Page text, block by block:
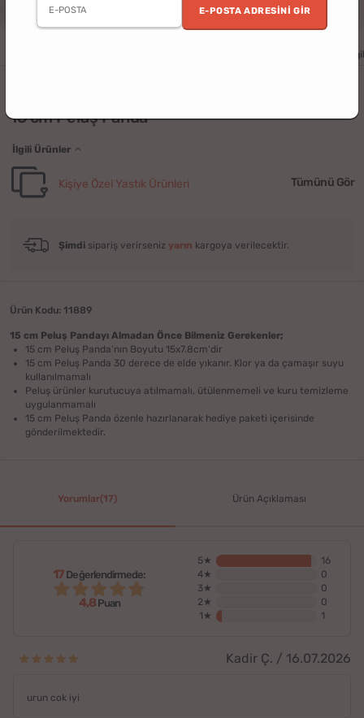
E-POSTA ADRESINI GIR
15 cm Peluş Panda
İlgili Ürünler
Kişiye Özel Yastık Ürünleri Tümünü Gör
Şimdi sipariş verirseniz yarın kargoya verilecektir.
Ürün Kodu: 11889
15 cm Peluş Pandayı Almadan Önce Bilmeniz Gerekenler;
15 cm Peluş Panda'nın Boyutu 15x7.8cm'dir
15 cm Peluş Panda 30 derece de elde yıkanır. Klor ya da çamaşır suyu
kullanılmamalı
Peluş ürünler kurutucuya atılmamalı, ütülenmemeli ve kuru temizleme
uygulanmamalı
15 cm Peluş Panda özenle hazırlanarak hediye paketi içerisinde
gönderilmektedir.
Yorumlar(17) Ürün Açıklaması
17 Değerlendirmede:
4,8Puan
5★
16
4★
0
3★
0
2★
0
1★
1
Kadir Ç. / 16.07.2026
urun cok iyi